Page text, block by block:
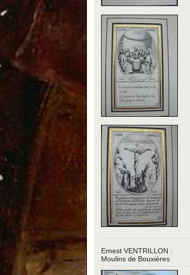
Ernest VENTRILLON :
Moulins de Bouxières